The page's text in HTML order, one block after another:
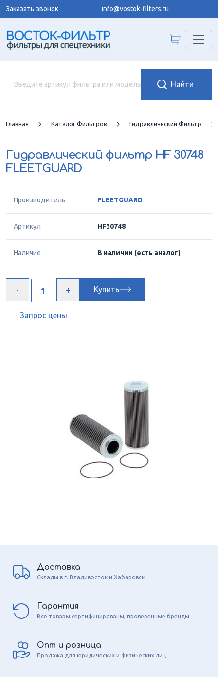
Заказать звонок info@vostok-filters.ru
Главная Каталог Фильтров Гидравлический Фильтр
Гидравлический фильтр HF 30748
FLEETGUARD
Производитель FLEETGUARD
Артикул HF30748
Наличие В наличии (есть аналог)
Купить
Запрос цены
Доставка
Склады в г. Владивосток и Хабаровск
Гарантия
Все товары сертифицированы, проверенные бренды
Опт и розница
Продажа для юридических и физических лиц